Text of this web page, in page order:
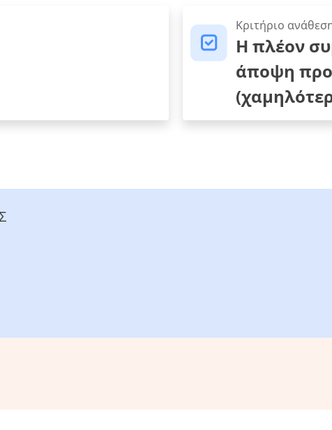
Κριτήριο
Η πλέον
άποψη